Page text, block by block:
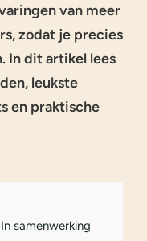
van meer
zodat je precies
In dit artikel lees
leukste
en praktische
samenwerking